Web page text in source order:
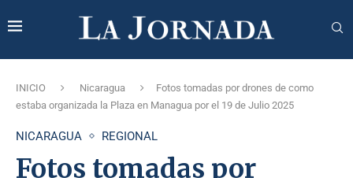
INICIO Nicaragua
Fotos tomadas por drones de como
estaba organizada la Plaza en Managua por el 19 de Julio 2025
NICARAGUA REGIONAL
Fotos tomadas por